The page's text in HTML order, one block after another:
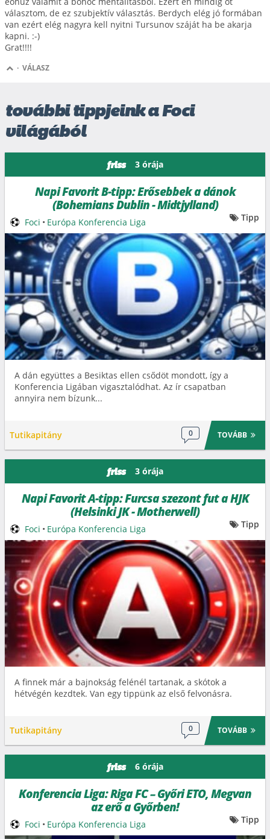
választom, de ez szubjektív választás. Berdych elég jó formában
van ezért elég nagyra kell nyitni Tursunov száját ha be akarja
kapni. :-)
Grat!!!!
· VÁLASZ
további tippjeink a Foci
világából
friss 3 órája
Napi Favorit B-tipp: Erősebbek a dánok
(Bohemians Dublin - Midtjylland)
A dán együttes a Besiktas ellen csődöt mondott, így a
Konferencia Ligában vigasztalódhat. Az ír csapatban
annyira nem bízunk...
Tutikapitány 0 TOVÁBB
Foci • Európa Konferencia Liga Tipp
friss 3 órája
Napi Favorit A-tipp: Furcsa szezont fut a HJK
(Helsinki JK - Motherwell)
A finnek már a bajnokság felénél tartanak, a skótok a
hétvégén kezdtek. Van egy tippünk az első felvonásra.
Tutikapitány 0 TOVÁBB
Foci • Európa Konferencia Liga Tipp
friss 6 órája
Konferencia Liga: Riga FC – Győri ETO, Megvan
az erő a Győrben!
Foci • Európa Konferencia Liga Tipp